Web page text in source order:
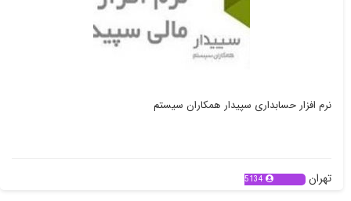
نرم افزار حسابداری سپیدار همکاران سیستم
تهران 5134